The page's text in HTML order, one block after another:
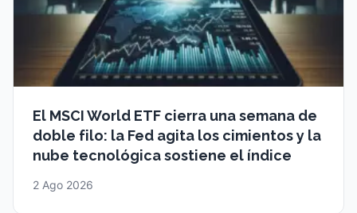
El MSCI World ETF cierra una semana de
doble filo: la Fed agita los cimientos y la
nube tecnológica sostiene el índice
2 Ago 2026